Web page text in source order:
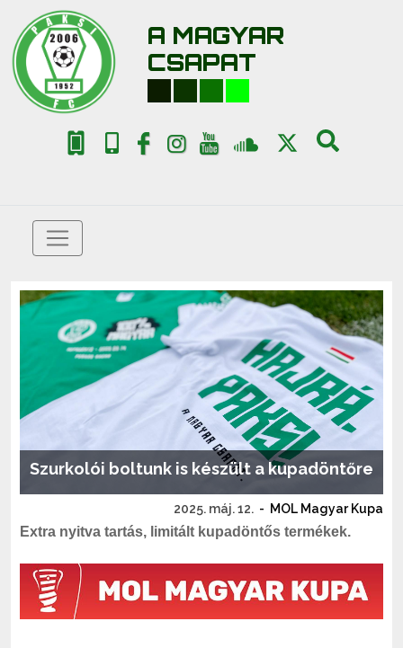
A MAGYAR
CSAPAT
Szurkolói boltunk is készült a kupadöntőre
2025. máj. 12. - MOL Magyar Kupa
Extra nyitva tartás, limitált kupadöntős termékek.